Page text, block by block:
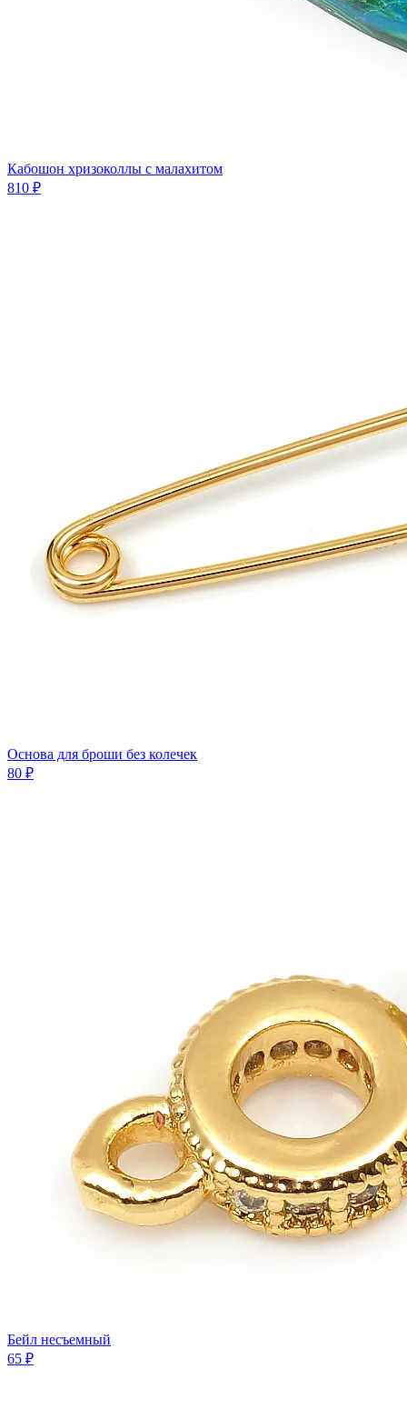
Кабошон хризоколлы с малахитом
810 ₽
Основа для броши без колечек
80 ₽
Бейл несъемный
65 ₽